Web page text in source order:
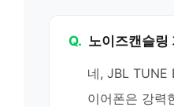
Q. 노이즈캔슬링
네, JBL TUNE
이어폰은 강력